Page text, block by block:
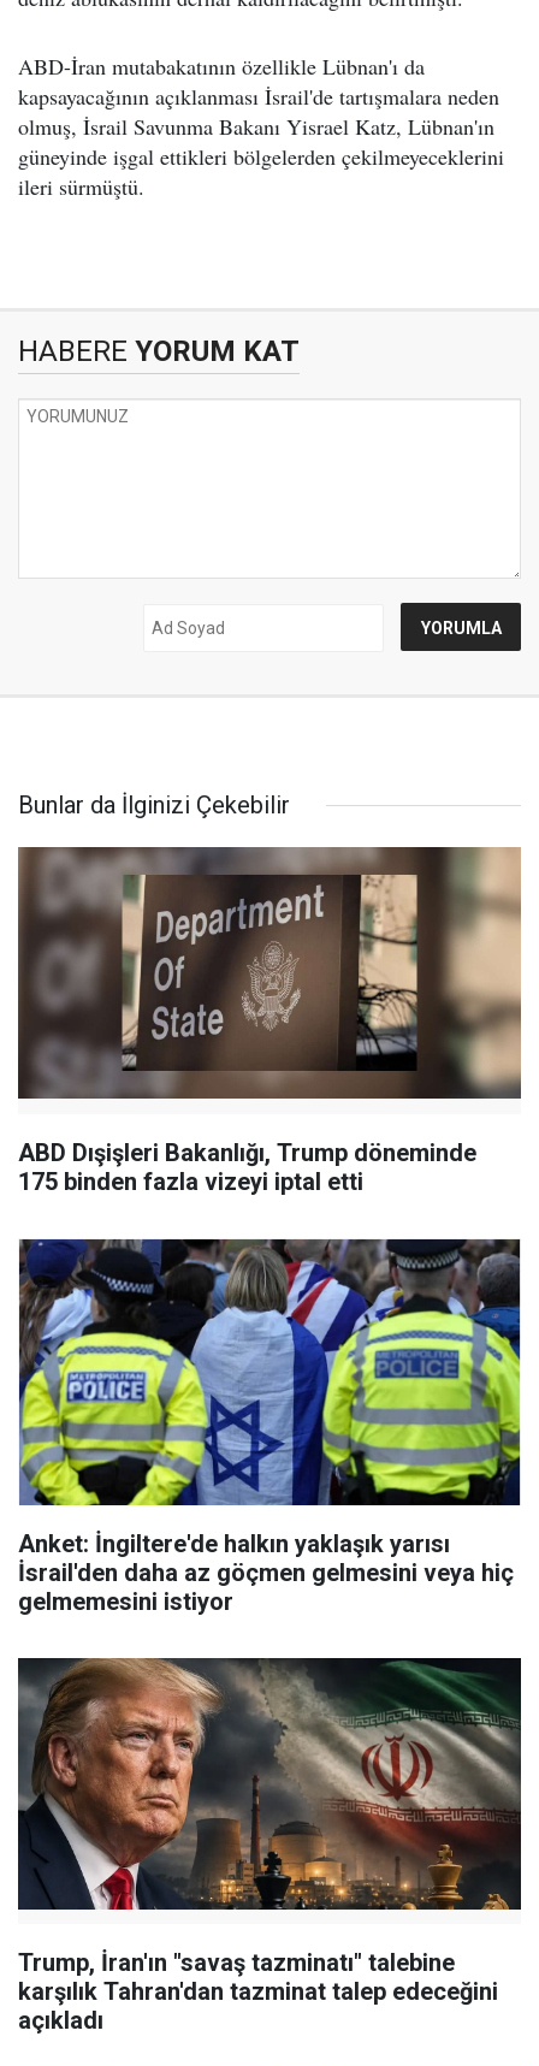
ABD-İran mutabakatının özellikle Lübnan'ı da
kapsayacağının açıklanması İsrail'de tartışmalara neden
olmuş, İsrail Savunma Bakanı Yisrael Katz, Lübnan'ın
güneyinde işgal ettikleri bölgelerden çekilmeyeceklerini
ileri sürmüştü.
HABERE YORUM KAT
Bunlar da İlginizi Çekebilir
ABD Dışişleri Bakanlığı, Trump döneminde
175 binden fazla vizeyi iptal etti
Anket: İngiltere'de halkın yaklaşık yarısı
İsrail'den daha az göçmen gelmesini veya hiç
gelmemesini istiyor
Trump, İran'ın "savaş tazminatı" talebine
karşılık Tahran'dan tazminat talep edeceğini
açıkladı